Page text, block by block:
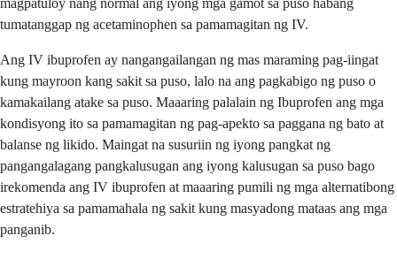
tumatanggap ng acetaminophen sa pamamagitan ng IV.
Ang IV ibuprofen ay nangangailangan ng mas maraming pag-iingat
kung mayroon kang sakit sa puso, lalo na ang pagkabigo ng puso o
kamakailang atake sa puso. Maaaring palalain ng Ibuprofen ang mga
kondisyong ito sa pamamagitan ng pag-apekto sa paggana ng bato at
balanse ng likido. Maingat na susuriin ng iyong pangkat ng
pangangalagang pangkalusugan ang iyong kalusugan sa puso bago
irekomenda ang IV ibuprofen at maaaring pumili ng mga alternatibong
estratehiya sa pamamahala ng sakit kung masyadong mataas ang mga
panganib.